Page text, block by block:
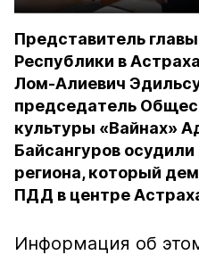
Представитель
Республики в
Лом-Алиевич
председатель
культуры «Вайнах»
Байсангуров осудили
региона, который
ПДД в центре
Информация об